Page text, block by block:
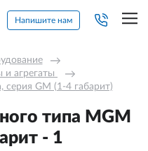
Напишите нам
→
агрегаты →
серия GM (1-4 габарит)
типа MGM
- 1